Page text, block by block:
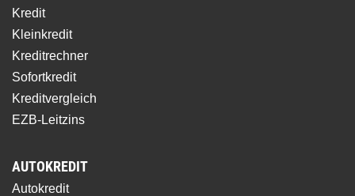
Kredit
Kleinkredit
Kreditrechner
Sofortkredit
Kreditvergleich
EZB-Leitzins
AUTOKREDIT
Autokredit